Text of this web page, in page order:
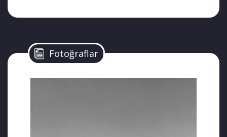
okul arkadaşları cenaze törenine ölen
Fotoğraflar